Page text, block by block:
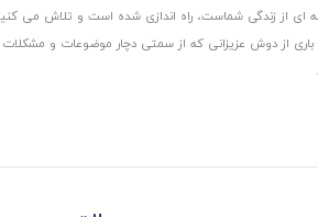
ای از زندگی شماست، راه اندازی شده است و تلاش می
از دوش عزیزانی که از سمتی دچار موضوعات و